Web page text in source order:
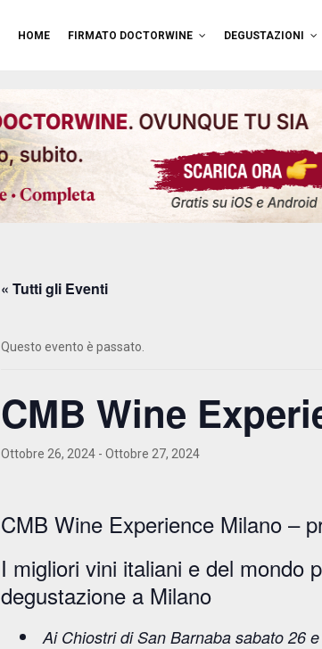
HOME FIRMATO DOCTORWINE DEGUSTAZIONI
« Tutti gli Eventi
Questo evento è passato.
CMB Wine
Ottobre 26, 2024 - Ottobre 27, 2024
CMB Wine Experience Milano –
I migliori vini italiani e del mondo
degustazione a Milano
Ai Chiostri di San Barnaba sabato 26